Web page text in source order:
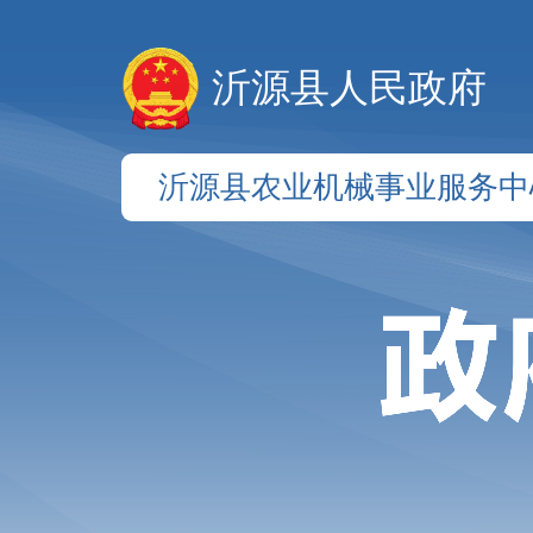
沂源县人民政府
沂源县农业机械事业服务